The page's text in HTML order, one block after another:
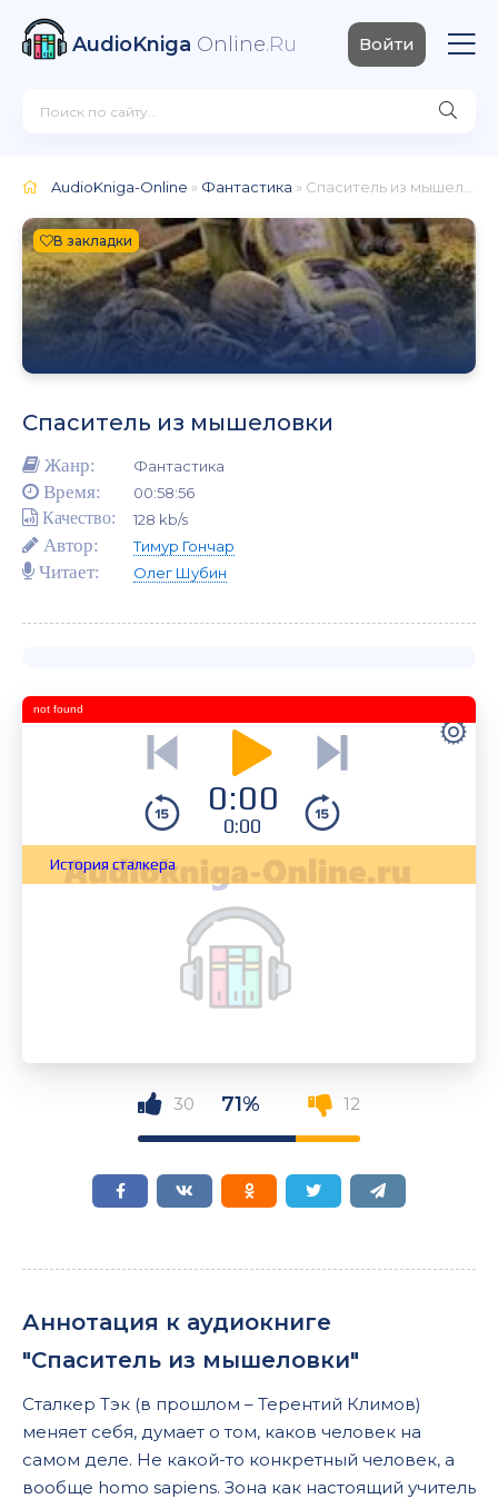
AudioKniga Online.Ru Войти
AudioKniga-Online » Фантастика » Спаситель из мышеловки
В закладки
Спаситель из мышеловки
Жанр: Фантастика
Время: 00:58:56
Качество: 128 kb/s
Автор: Тимур Гончар
Читает: Олег Шубин
0:00
0:00
История сталкера
not found
30 71% 12
Аннотация к аудиокниге
"Спаситель из мышеловки"
Сталкер Тэк (в прошлом – Терентий Климов)
меняет себя, думает о том, каков человек на
самом деле. Не какой-то конкретный человек, а
вообще homo sapiens. Зона как настоящий учитель